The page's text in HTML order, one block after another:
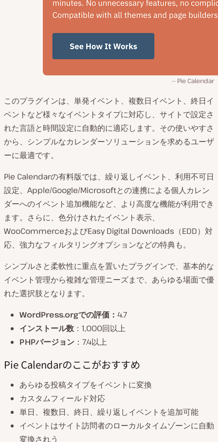
Pie Calendar
このプラグインは、単発イベント、複数日イベント、終日イ
ベントなど様々なイベントタイプに対応し、サイトで設定さ
れた言語と時間設定に自動的に適応します。その使いやすさ
から、シンプルなカレンダーソリューションを求めるユーザ
ーに最適です。
Pie Calendarの有料版では、繰り返しイベント、利用不可日
設定、Apple/Google/Microsoftとの連携による個人カレン
ダーへのイベント追加機能など、より高度な機能が利用でき
ます。さらに、色分けされたイベント表示、
WooCommerceおよびEasy Digital Downloads（EDD）対
応、強力なフィルタリングオプションなどの特典も。
シンプルさと柔軟性に重点を置いたプラグインで、基本的な
イベント管理から複雑な管理ニーズまで、あらゆる場面で優
れた選択肢となります。
WordPress.orgでの評価： 4.7
インストール数 ：1,000回以上
PHPバージョン ：7.4以上
Pie Calendarのここがおすすめ
あらゆる投稿タイプをイベントに変換
カスタムフィールド対応
単日、複数日、終日、繰り返しイベントを追加可能
イベントはサイト訪問者のローカルタイムゾーンに自動
変換されう